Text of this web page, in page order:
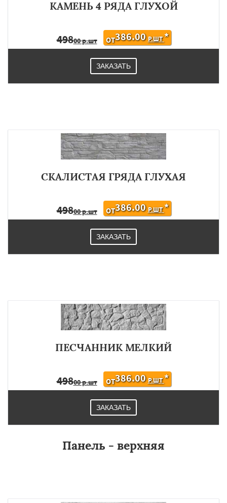
КАМЕНЬ 4 РЯДА ГЛУХОЙ
49800 р.шт ОТ386.00 Р.ШТ*
ЗАКАЗАТЬ
СКАЛИСТАЯ ГРЯДА ГЛУХАЯ
49800 р.шт ОТ386.00 Р.ШТ*
ЗАКАЗАТЬ
ПЕСЧАННИК МЕЛКИЙ
49800 р.шт ОТ386.00 Р.ШТ*
ЗАКАЗАТЬ
Панель - верхняя